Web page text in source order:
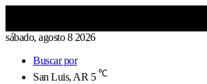
sábado, agosto 8 2026
Buscar por
San Luis, AR 5 ℃